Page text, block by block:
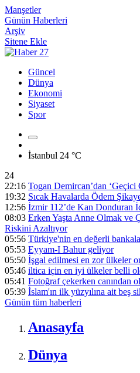
Manşetler
Günün Haberleri
Arşiv
Sitene Ekle
Güncel
Dünya
Ekonomi
Siyaset
Spor
İstanbul 24 °C
24
22:16 Togan Demircan’dan
19:32 Sıcak Havalarda Ödem
12:56 İzmir 112’de Kan Donduran
08:03 Erken Yaşta Anne Olmak ve
Riskini Azaltıyor
05:56 Türkiye'nin en değerli
05:53 Eyyam-I Bahur geliyor
05:50 İşgal edilmesi en zor ülkeler
05:46 iltica için en iyi ülkeler belli
05:41 Fotoğraf çekerken canından
05:39 İslam'ın ilk yüzyılına ait beş
Günün tüm haberleri
Anasayfa
Dünya